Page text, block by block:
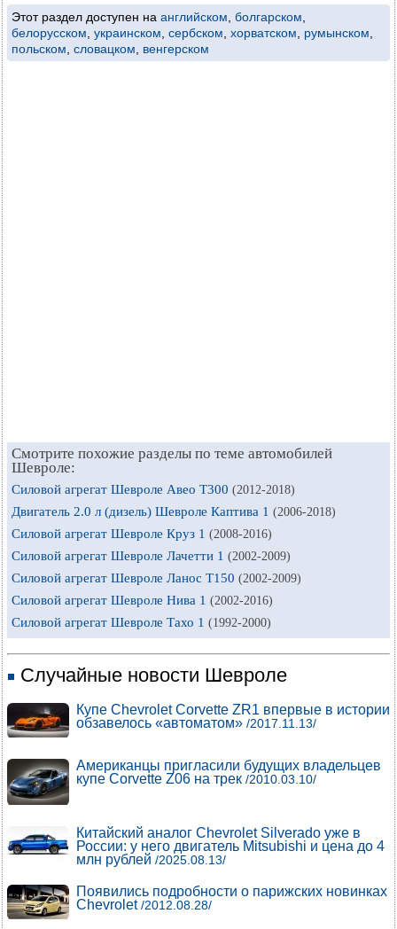
Этот раздел доступен на английском болгарском
белорусском украинском сербском хорватском румынском
польском словацком венгерском
Смотрите похожие разделы по теме автомобилей
Шевроле:
Силовой агрегат Шевроле Авео Т300 (2012-2018)
Двигатель 2.0 л (дизель) Шевроле Каптива 1 (2006-2018)
Силовой агрегат Шевроле Круз 1 (2008-2016)
Силовой агрегат Шевроле Лачетти 1 (2002-2009)
Силовой агрегат Шевроле Ланос Т150 (2002-2009)
Силовой агрегат Шевроле Нива 1 (2002-2016)
Силовой агрегат Шевроле Тахо 1 (1992-2000)
Случайные новости Шевроле
Купе Chevrolet Corvette ZR1 впервые в истории
обзавелось «автоматом» /2017.11.13/
Американцы пригласили будущих владельцев
купе Corvette Z06 на трек /2010.03.10/
Китайский аналог Chevrolet Silverado уже в
России: у него двигатель Mitsubishi и цена до 4
млн рублей /2025.08.13/
Появились подробности о парижских новинках
Chevrolet/2012.08.28/